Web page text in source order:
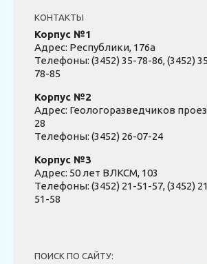
КОНТАКТЫ
Корпус №1
Адрес: Республики, 176а
Телефоны: (3452) 35-78-86, (3452)
78-85
Корпус №2
Адрес: Геологоразведчиков
28
Телефоны: (3452) 26-07-24
Корпус №3
Адрес: 50 лет ВЛКСМ, 103
Телефоны: (3452) 21-51-57, (3452)
51-58
ПОИСК ПО САЙТУ: